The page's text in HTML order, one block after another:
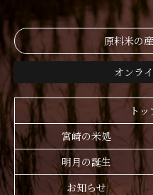
原料米の
オンラ
ト
宮崎の米処
明月の誕生
お知らせ